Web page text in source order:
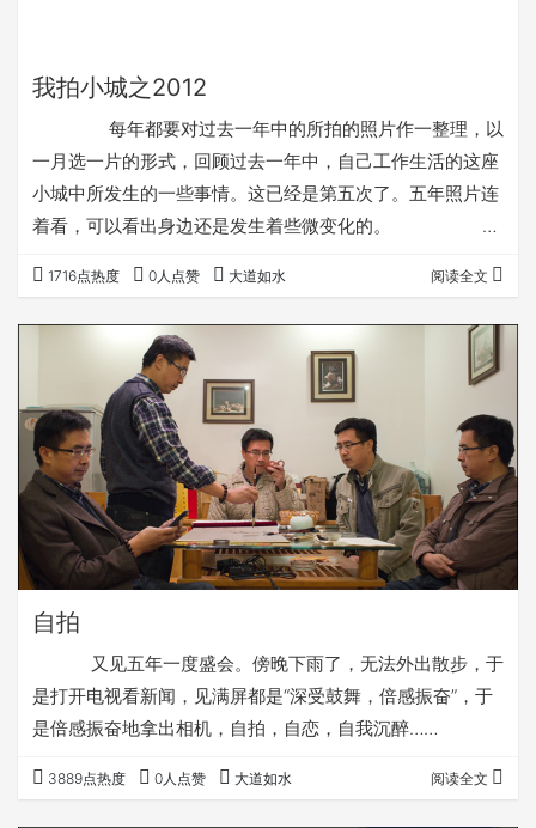
我拍小城之2012
每年都要对过去一年中的所拍的照片作一整理，以
一月选一片的形式，回顾过去一年中，自己工作生活的这座
小城中所发生的一些事情。这已经是第五次了。五年照片连
着看，可以看出身边还是发生着些微变化的。
1716点热度 0人点赞 大道如水 阅读全文
自拍
又见五年一度盛会。傍晚下雨了，无法外出散步，于
是打开电视看新闻，见满屏都是“深受鼓舞，倍感振奋”，于
是倍感振奋地拿出相机，自拍，自恋，自我沉醉……
3889点热度 0人点赞 大道如水 阅读全文